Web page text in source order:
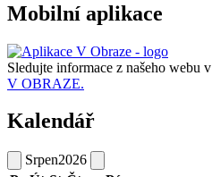
Mobilní aplikace
Sledujte informace z našeho webu v
V OBRAZE.
Kalendář
Srpen2026